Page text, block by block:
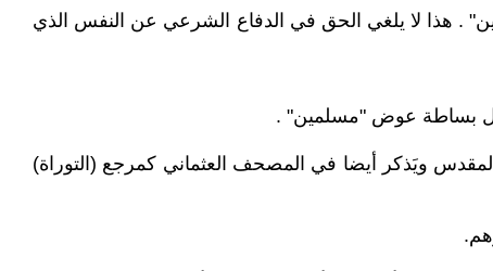
. هذا لا يلغي الحق في الدفاع الشرعي عن النفس الذي
بكل بساطة عوض "مسلمين" .
ويَذكر أيضا في المصحف العثماني كمرجع (التوراة)